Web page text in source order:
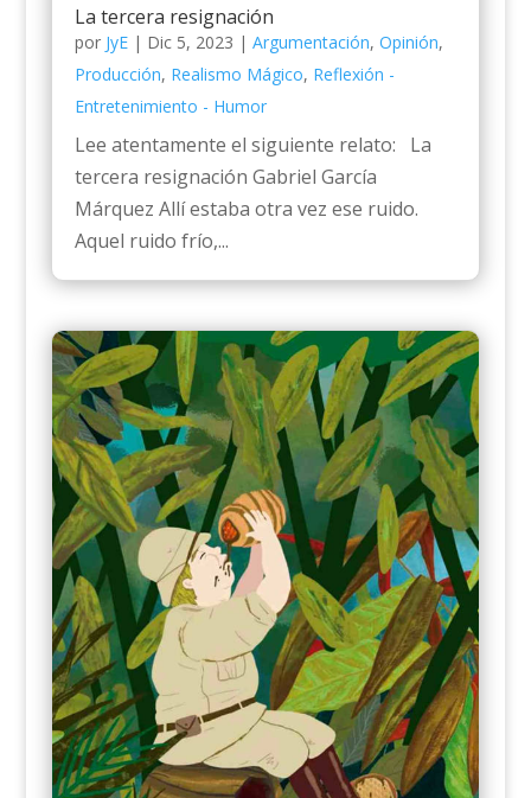
La tercera resignación
por JyE| Dic 5, 2023 | Argumentación, Opinión,
Producción, Realismo Mágico, Reflexión -
Entretenimiento - Humor
Lee atentamente el siguiente relato: La
tercera resignación Gabriel García
Márquez Allí estaba otra vez ese ruido.
Aquel ruido frío,...